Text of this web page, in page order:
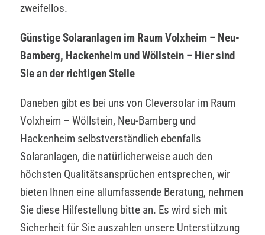
zweifellos.
Günstige Solaranlagen im Raum Volxheim – Neu-
Bamberg, Hackenheim und Wöllstein – Hier sind
Sie an der richtigen Stelle
Daneben gibt es bei uns von Cleversolar im Raum
Volxheim – Wöllstein, Neu-Bamberg und
Hackenheim selbstverständlich ebenfalls
Solaranlagen, die natürlicherweise auch den
höchsten Qualitätsansprüchen entsprechen, wir
bieten Ihnen eine allumfassende Beratung, nehmen
Sie diese Hilfestellung bitte an. Es wird sich mit
Sicherheit für Sie auszahlen unsere Unterstützung